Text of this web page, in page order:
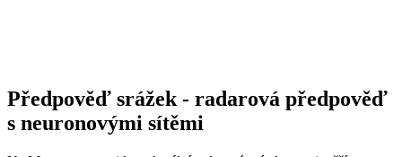
Předpověď srážek - radarová předpověď
s neuronovými sítěmi